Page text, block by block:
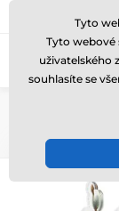
Zavolejte námTyto
Tyto webové
uživatelského
souhlasíte se